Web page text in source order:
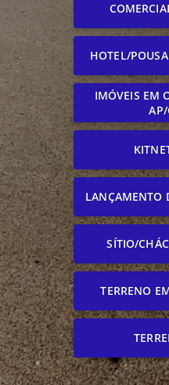
HOTEL/
IMÓVEIS EM
AP/
LANÇAMENTO
SÍTIO/
TERRENO